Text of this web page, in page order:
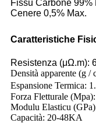
Fissu Carbone 99%
Cenere 0,5% Max.
Caratteristiche
Resistenza (μΩ.m):
Densità apparente (g /
Espansione Termica:
Forza Fletturale
Modulu Elasticu
Capacità: 20-48KA